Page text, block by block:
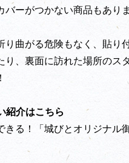
ーがつかない商品もありま
曲がる危険もなく、貼り
、裏面に訪れた場所のス
紹介はこちら
る！「城びとオリジナル